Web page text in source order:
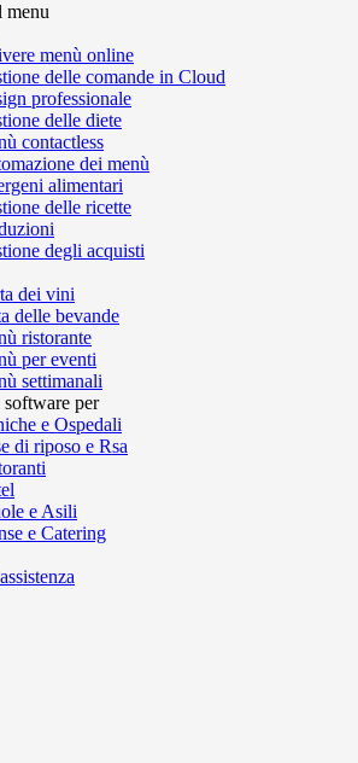
menu
menù online
delle comande in Cloud
professionale
delle diete
contactless
dei menù
alimentari
delle ricette
degli acquisti
dei vini
delle bevande
ristorante
per eventi
settimanali
software per
e Ospedali
di riposo e Rsa
e Asili
e Catering